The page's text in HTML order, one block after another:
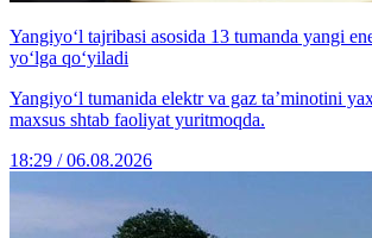
Yangiyo‘l tajribasi asosida 13 tumanda yangi
yo‘lga qo‘yiladi
Yangiyo‘l tumanida elektr va gaz ta’minotini
maxsus shtab faoliyat yuritmoqda.
18:29 / 06.08.2026